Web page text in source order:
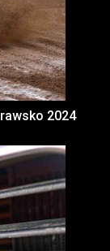
2024